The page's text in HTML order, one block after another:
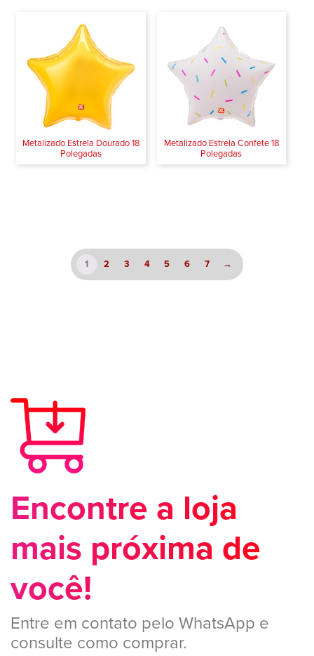
Metalizado Estrela Dourado 18
Polegadas
Metalizado Estrela Confete 18
Polegadas
1 2 3 4 5 6 7 →
Encontre a loja
mais próxima de
você!
Entre em contato pelo WhatsApp e
consulte como comprar.